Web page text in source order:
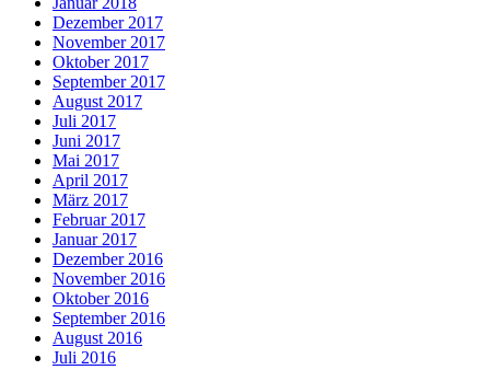
Dezember 2017
November 2017
Oktober 2017
September 2017
August 2017
Juli 2017
Juni 2017
Mai 2017
April 2017
März 2017
Februar 2017
Januar 2017
Dezember 2016
November 2016
Oktober 2016
September 2016
August 2016
Juli 2016